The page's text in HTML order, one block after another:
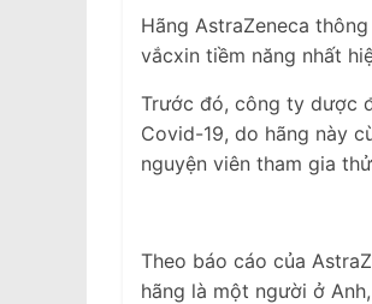
Hãng AstraZeneca
vắcxin tiềm năng nhất
Trước đó, công ty dược
Covid-19, do hãng này
nguyện viên tham gia
Theo báo cáo của
hãng là một người ở